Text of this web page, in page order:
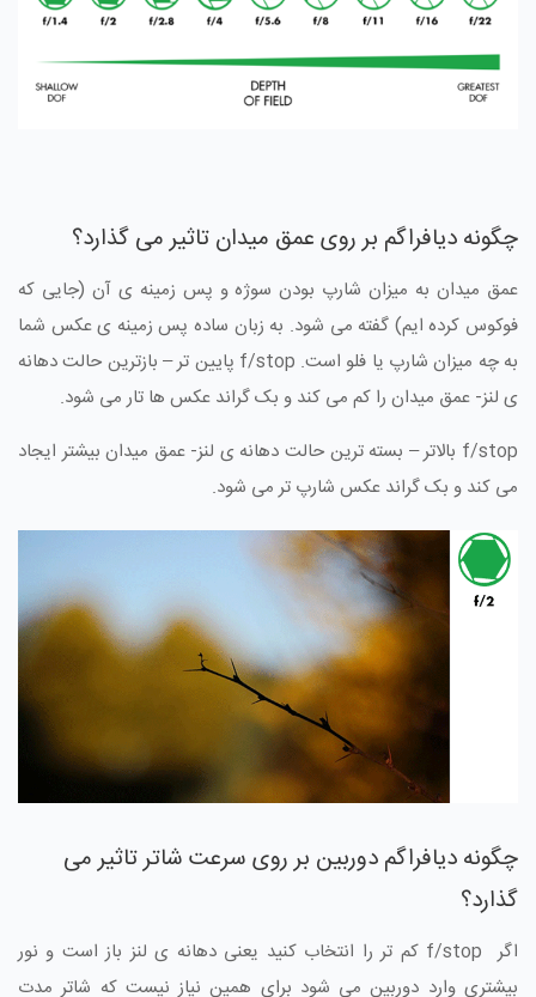
چگونه دیافراگم بر روی عمق میدان تاثیر می گذارد؟
عمق میدان به میزان شارپ بودن سوژه و پس زمینه ی آن (جایی که
فوکوس کرده ایم) گفته می شود. به زبان ساده پس زمینه ی عکس شما
به چه میزان شارپ یا فلو است. f/stop پایین تر – بازترین حالت دهانه
ی لنز- عمق میدان را کم می کند و بک گراند عکس ها تار می شود.
f/stop بالاتر – بسته ترین حالت دهانه ی لنز- عمق میدان بیشتر ایجاد
می کند و بک گراند عکس شارپ تر می شود.
چگونه دیافراگم دوربین بر روی سرعت شاتر تاثیر می
گذارد؟
اگر f/stop کم تر را انتخاب کنید یعنی دهانه ی لنز باز است و نور
بیشتری وارد دوربین می شود برای همین نیاز نیست که شاتر مدت